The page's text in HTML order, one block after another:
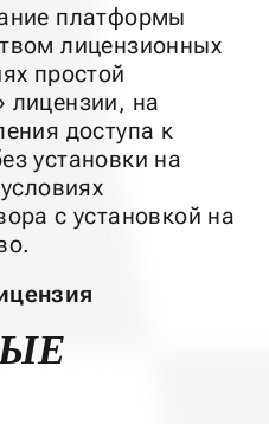
платформы
лицензионных
простой
лицензии, на
доступа к
установки на
с установкой на